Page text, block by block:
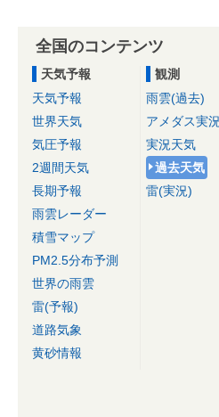
全国のコンテンツ
天気予報
天気予報
世界天気
気圧予報
2週間天気
長期予報
雨雲レーダー
積雪マップ
PM2.5分布予測
世界の雨雲
雷(予報)
道路気象
黄砂情報
観測
雨雲(過去)
アメダス実
実況天気
過去天気
雷(実況)